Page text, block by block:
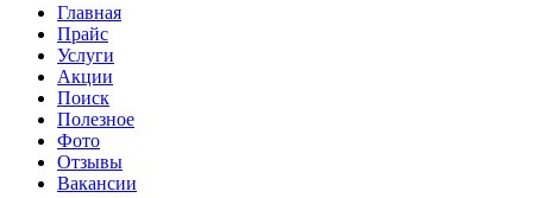
Главная
Прайс
Услуги
Акции
Поиск
Полезное
Фото
Отзывы
Вакансии